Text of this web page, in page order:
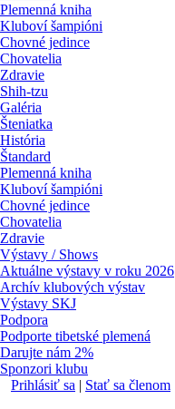
Plemenná kniha
Kluboví šampióni
Chovné jedince
Chovatelia
Zdravie
Shih-tzu
Galéria
Šteniatka
História
Štandard
Plemenná kniha
Kluboví šampióni
Chovné jedince
Chovatelia
Zdravie
Výstavy / Shows
Aktuálne výstavy v roku 2026
Archív klubových výstav
Výstavy SKJ
Podpora
Podporte tibetské plemená
Darujte nám 2%
Sponzori klubu
Prihlásiť sa | Stať sa členom